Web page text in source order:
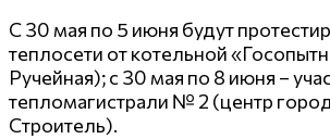
С 30 мая по 5 июня будут
теплосети от котельной
Ручейная); с 30 мая по 8 июня –
тепломагистрали № 2 (центр
Строитель).